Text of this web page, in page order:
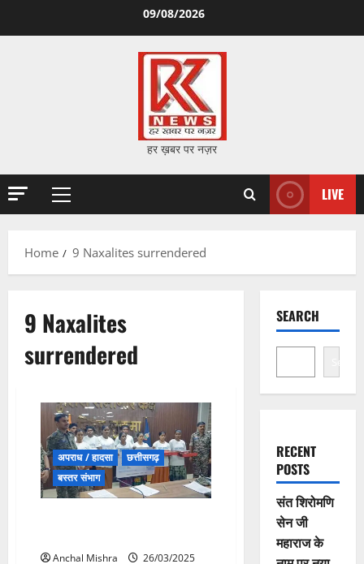
09/08/2026
हर ख़बर पर नज़र
Primary
LIVE
Home 9 Naxalites surrendered
9 Naxalites
surrendered
अपराध / हादसा
छत्तीसगढ़
बस्तर संभाग
Anchal Mishra
26/03/2025
SEARCH
Search
RECENT
POSTS
संत शिरोमणि
सेन जी
महाराज के